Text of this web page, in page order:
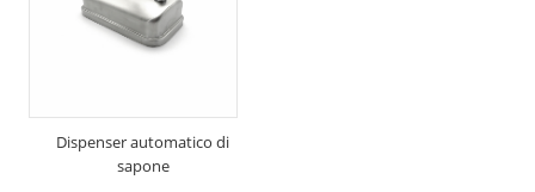
Dispenser automatico di
sapone